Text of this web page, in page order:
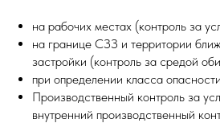
на рабочих местах (контроль за
на границе СЗЗ и территории
застройки (контроль за средой
при определении класса
Производственный контроль за
внутренний производственный